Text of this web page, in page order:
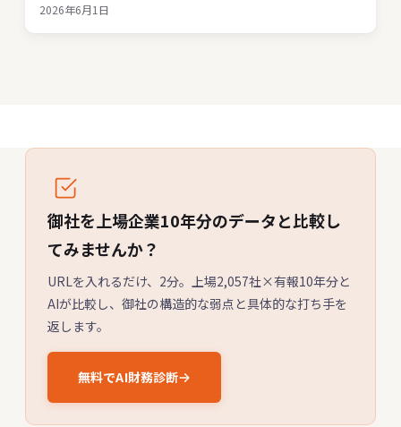
2026年6月1日
御社を上場企業10年分のデータと比較し
てみませんか？
URLを入れるだけ、2分。上場2,057社×有報10年分と
AIが比較し、御社の構造的な弱点と具体的な打ち手を
返します。
無料でAI財務診断